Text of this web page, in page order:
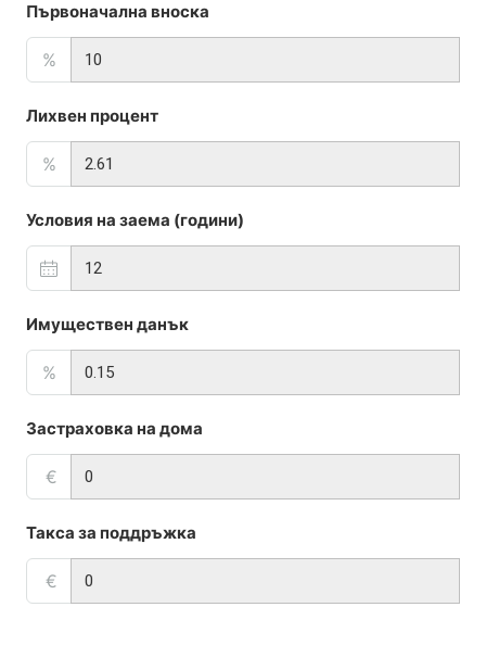
Първоначална вноска
%
Лихвен процент
%
Условия на заема (години)
Имуществен данък
%
Застраховка на дома
€
Такса за поддръжка
€